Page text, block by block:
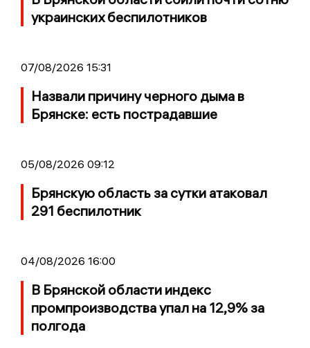
украинских беспилотников
07/08/2026 15:31
Назвали причину черного дыма в
Брянске: есть пострадавшие
05/08/2026 09:12
Брянскую область за сутки атаковал
291 беспилотник
04/08/2026 16:00
В Брянской области индекс
промпроизводства упал на 12,9% за
полгода